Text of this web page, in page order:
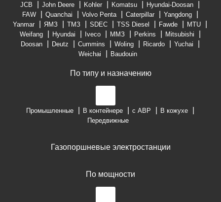
JCB John Deere Kohler Komatsu
Hyundai-Doosan
FAW
Quanchai Volvo Penta Caterpillar
Yangdong
Yanmar
ЯМЗ ТМЗ SDEC TSS Diesel Fawde
MTU
Weifang
Hyundai Iveco ММЗ Perkins
Mitsubishi
Doosan
Deutz Cummins Woling Ricardo
Yuchai
Weichai
Baudouin
По типу и назначению
Промышленные В контейнере с АВР
В кожухе
Передвижные
Газопоршневые электростанции
По мощности